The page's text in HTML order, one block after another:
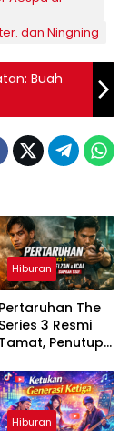
dan Ningning
Buah
Hiburan
Pertaruhan The
Series 3 Resmi
Tamat, Penutup
Kisah Elzan
Ical
Hiburan